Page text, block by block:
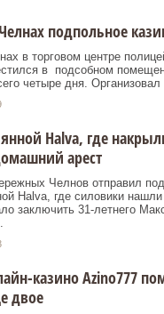
подпольное
в торговом центре
в подсобном
четыре дня.
Halva, где
арест
Челнов отправил
Halva, где силовики
заключить 31-летнего
казино Azino777
двое